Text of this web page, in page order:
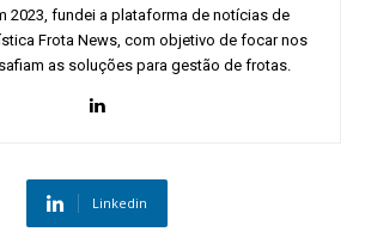
2023, fundei a plataforma de notícias de
Frota News, com objetivo de focar nos
as soluções para gestão de frotas.
Linkedin